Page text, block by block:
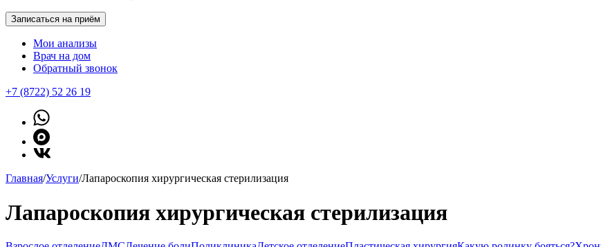
Записаться на приём
Мои анализы
Врач на дом
Обратный звонок
+7 (8722) 52 26 19
Главная/Услуги/Лапароскопия хирургическая стерилизация
Лапароскопия хирургическая стерилизация